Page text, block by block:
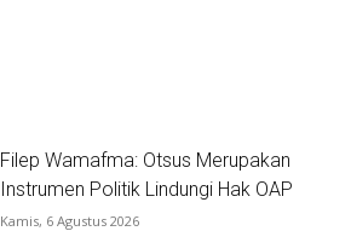
Filep Wamafma: Otsus Merupakan
Instrumen Politik Lindungi Hak OAP
Kamis, 6 Agustus 2026